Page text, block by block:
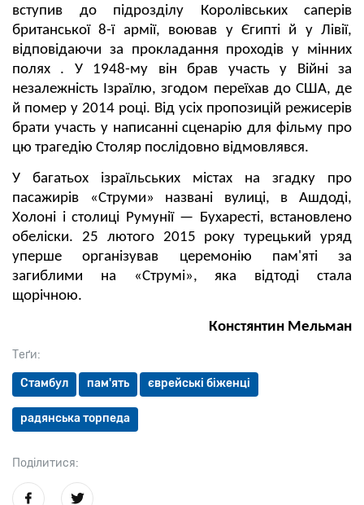
Теґи:
Стамбул пам'ять єврейські біженці
радянська торпеда
Поділитися:
вступив до підрозділу Королівських саперів
британської 8-ї армії, воював у Єгипті й у Лівії,
відповідаючи за прокладання проходів у мінних
полях . У 1948-му він брав участь у Війні за
незалежність Ізраїлю, згодом переїхав до США, де
й помер у 2014 році. Від усіх пропозицій режисерів
брати участь у написанні сценарію для фільму про
цю трагедію Столяр послідовно відмовлявся.
У багатьох ізраїльських містах на згадку про
пасажирів «Струми» названі вулиці, в Ашдоді,
Холоні і столиці Румунії — Бухаресті, встановлено
обеліски. 25 лютого 2015 року турецький уряд
уперше організував церемонію пам'яті за
загиблими на «Струмі», яка відтоді стала
щорічною.
Констянтин Мельман